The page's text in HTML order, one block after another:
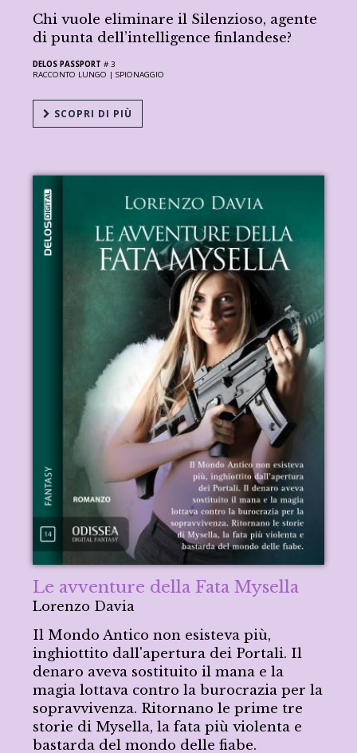
Chi vuole eliminare il Silenzioso, agente
di punta dell’intelligence finlandese?
DELOS PASSPORT # 3
RACCONTO LUNGO |SPIONAGGIO
SCOPRI DI PIÙ
Le avventure della Fata Mysella
Lorenzo Davia
Il Mondo Antico non esisteva più,
inghiottito dall'apertura dei Portali. Il
denaro aveva sostituito il mana e la
magia lottava contro la burocrazia per la
sopravvivenza. Ritornano le prime tre
storie di Mysella, la fata più violenta e
bastarda del mondo delle fiabe.